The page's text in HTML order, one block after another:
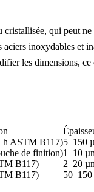
qui peut
inoxydables et
les dimensions,
h ASTM B117)5–150
de finition)1–10
B117) 2–20
B117)